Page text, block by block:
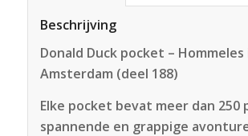
Beschrijving
Donald Duck pocket – Hommeles
Amsterdam (deel 188)
Elke pocket bevat meer dan 250
spannende en grappige